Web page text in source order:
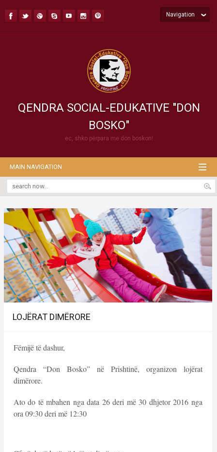
QENDRA SOCIAL-EDUKATIVE "DON
BOSKO"
ec, shko përpara me don boskon!
Navigation
MAIN NAVIGATION
LOJËRAT DIMËRORE
Fëmijë të dashur,
Qendra “Don Bosko” në Prishtinë, organizon lojërat
dimërore.
Ato do të mbahen nga data 26 deri më 30 dhjetor 2016 nga
ora 09:30 deri më 12:30